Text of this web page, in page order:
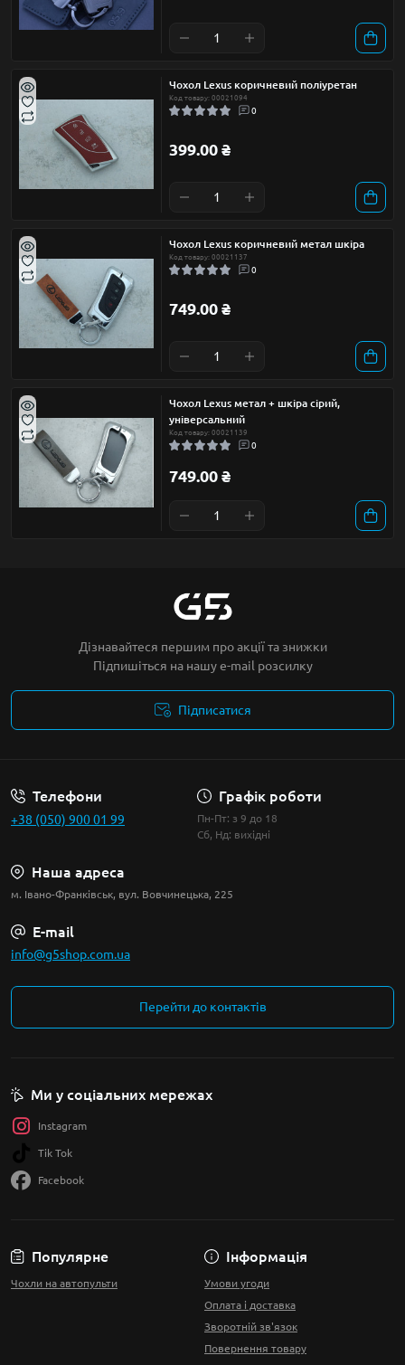
Чохол Lexus коричневий поліуретан
Код товару: 00021094
0
399.00 ₴
Чохол Lexus коричневий метал шкіра
Код товару: 00021137
0
749.00 ₴
Чохол Lexus метал + шкіра сірий,
універсальний
Код товару: 00021139
0
749.00 ₴
Дізнавайтеся першим про акції та знижки
Підпишіться на нашу e-mail розсилку
Підписатися
Телефони
+38 (050) 900 01 99
Графік роботи
Пн-Пт: з 9 до 18
Сб, Нд: вихідні
Наша адреса
м. Івано-Франківськ, вул. Вовчинецька, 225
E-mail
info@g5shop.com.ua
Перейти до контактів
Популярне
Чохли на автопульти
Інформація
Умови угоди
Оплата і доставка
Зворотній зв'язок
Повернення товару
Ми у соціальних мережах
Instagram
Tik Tok
Facebook